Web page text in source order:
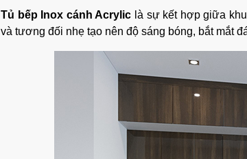
Tủ bếp Inox cánh Acrylic là sự kết hợp giữa
và tương đối nhẹ tạo nên độ sáng bóng, bắt mắt